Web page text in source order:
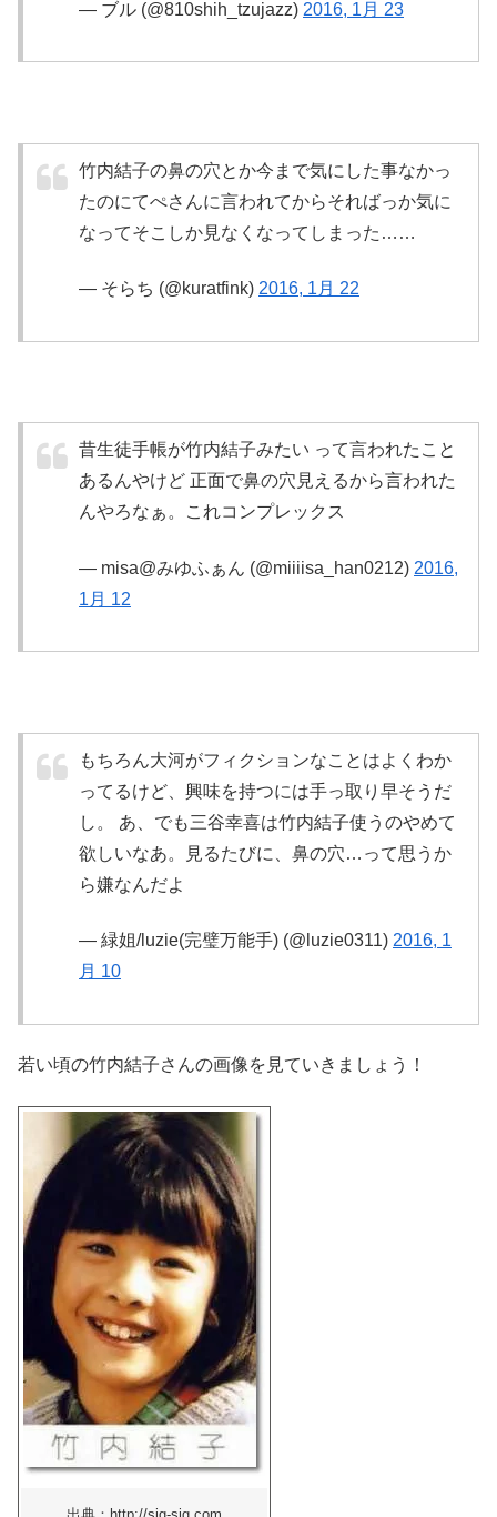
— ブル (@810shih_tzujazz) 2016, 1月 23
竹内結子の鼻の穴とか今まで気にした事なかっ
たのにてぺさんに言われてからそればっか気に
なってそこしか見なくなってしまった……
— そらち (@kuratfink) 2016, 1月 22
昔生徒手帳が竹内結子みたい って言われたこと
あるんやけど 正面で鼻の穴見えるから言われた
んやろなぁ。これコンプレックス
— misa@みゆふぁん (@miiiisa_han0212) 2016,
1月 12
もちろん大河がフィクションなことはよくわか
ってるけど、興味を持つには手っ取り早そうだ
し。 あ、でも三谷幸喜は竹内結子使うのやめて
欲しいなあ。見るたびに、鼻の穴…って思うか
ら嫌なんだよ
— 緑姐/luzie(完璧万能手) (@luzie0311) 2016, 1
月 10
若い頃の竹内結子さんの画像を見ていきましょう！